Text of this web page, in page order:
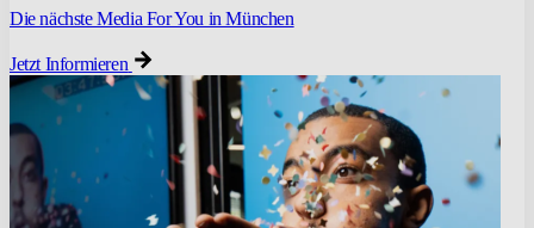
Die nächste Media For You in München
Jetzt Informieren